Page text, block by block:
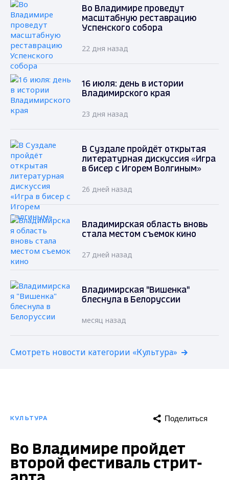
Во Владимире проведут
масштабную реставрацию
Успенского собора
22 дня назад
16 июля: день в истории
Владимирского края
23 дня назад
В Суздале пройдёт открытая
литературная дискуссия «Игра
в бисер с Игорем Волгиным»
26 дней назад
Владимирская область вновь
стала местом съемок кино
27 дней назад
Владимирская "Вишенка"
блеснула в Белоруссии
месяц назад
Смотреть новости категории «Культура»
КУЛЬТУРА Поделиться
Во Владимире пройдет
второй фестиваль стрит-